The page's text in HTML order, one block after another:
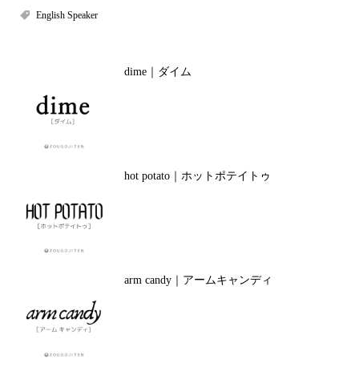
English Speaker
dime｜ダイム
hot potato｜ホットポテイトゥ
arm candy｜アームキャンディ